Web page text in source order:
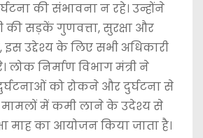
की संभावना न रहे। उन्होंने
की सड़कें गुणवत्ता, सुरक्षा और
इस उद्देश्य के लिए सभी अधिकारी
लोक निर्माण विभाग मंत्री ने
को रोकने और दुर्घटना से
मामलों में कमी लाने के उदेश्य से
माह का आयोजन किया जाता है।